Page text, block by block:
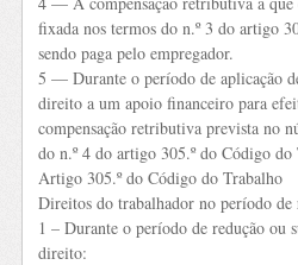
fixada nos termos do n.º 3 do artigo
sendo paga pelo empregador.
5 — Durante o período de aplicação
direito a um apoio financeiro para
compensação retributiva prevista no
do n.º 4 do artigo 305.º do Código do
Artigo 305.º do Código do Trabalho
Direitos do trabalhador no período de
1 – Durante o período de redução ou
direito: